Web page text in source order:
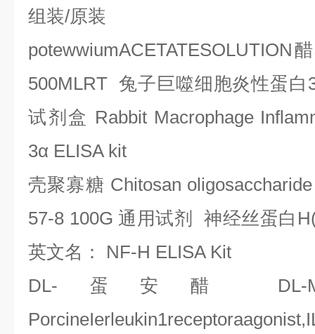
组装/原装
potewwiumACETATESOLUTION
500MLRT 兔子巨噬细胞炎性蛋白
试剂盒 Rabbit Macrophage
3α ELISA kit
壳聚寡糖 Chitosan
57-8 100G 通用试剂 神经丝蛋白
英文名：
NF-H ELISA Kit
DL- 蛋安醋
DL-